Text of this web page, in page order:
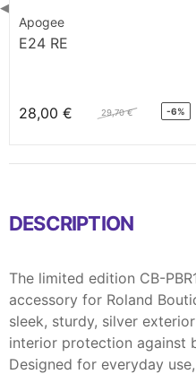
Apogee
E24 RE
28,00 € 29,70 € -6%
◀
DESCRIPTION
The limited edition CB-
accessory for Roland
sleek, sturdy, silver
interior protection against
Designed for everyday